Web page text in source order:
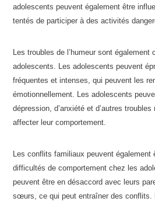
adolescents peuvent également être
tentés de participer à des activités
Les troubles de l’humeur sont également
adolescents. Les adolescents peuvent
fréquentes et intenses, qui peuvent les
émotionnellement. Les adolescents
dépression, d’anxiété et d’autres
affecter leur comportement.
Les conflits familiaux peuvent également
difficultés de comportement chez les
peuvent être en désaccord avec leurs
sœurs, ce qui peut entraîner des conflits.